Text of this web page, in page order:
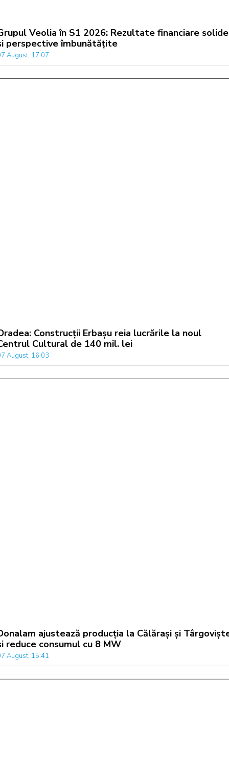
Veolia în S1 2026: Rezultate financiare solide
perspective îmbunătățite
August, 17:07
Construcții Erbașu reia lucrările la noul
Cultural de 140 mil. lei
August, 16:03
ajustează producția la Călărași și
reduce consumul cu 8 MW
August, 15:41